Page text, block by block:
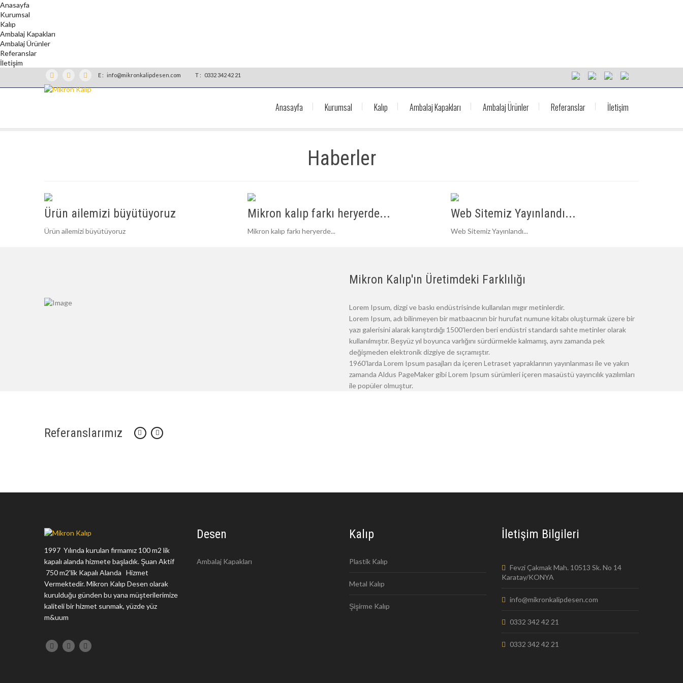
Anasayfa
Kurumsal
Kalıp
Ambalaj Kapakları
Ambalaj Ürünler
Referanslar
İletişim
E : info@mikronkalipdesen.com T : 0332 342 42 21
Anasayfa Kurumsal Kalıp Ambalaj Kapakları Ambalaj Ürünler Referanslar İletişim
Haberler
Ürün ailemizi büyütüyoruz
Ürün ailemizi büyütüyoruz
Mikron kalıp farkı heryerde...
Mikron kalıp farkı heryerde...
Web Sitemiz Yayınlandı...
Web Sitemiz Yayınlandı...
Mikron Kalıp'ın Üretimdeki Farklılığı
Lorem Ipsum, dizgi ve baskı endüstrisinde kullanılan mıgır metinlerdir.
Lorem Ipsum, adı bilinmeyen bir matbaacının bir hurufat numune kitabı oluşturmak üzere bir
yazı galerisini alarak karıştırdığı 1500'lerden beri endüstri standardı sahte metinler olarak
kullanılmıştır. Beşyüz yıl boyunca varlığını sürdürmekle kalmamış, aynı zamanda pek
değişmeden elektronik dizgiye de sıçramıştır.
1960'larda Lorem Ipsum pasajları da içeren Letraset yapraklarının yayınlanması ile ve yakın
zamanda Aldus PageMaker gibi Lorem Ipsum sürümleri içeren masaüstü yayıncılık yazılımları
ile popüler olmuştur.
Referanslarımız
1997 Yılında kurulan firmamız 100 m2 lik
kapalı alanda hizmete başladık. Şuan Aktif
750 m2'lik Kapalı Alanda Hizmet
Vermektedir. Mikron Kalıp Desen olarak
kurulduğu günden bu yana müşterilerimize
kaliteli bir hizmet sunmak, yüzde yüz
m&uum
Desen
Ambalaj Kapakları
Kalıp
Plastik Kalıp
Metal Kalıp
Şişirme Kalıp
İletişim Bilgileri
Fevzi Çakmak Mah. 10513 Sk. No 14
Karatay/KONYA
info@mikronkalipdesen.com
0332 342 42 21
0332 342 42 21